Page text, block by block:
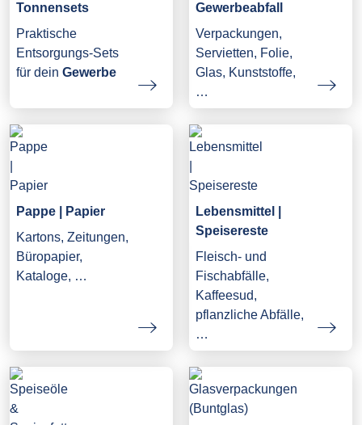
Tonnensets
Praktische
Entsorgungs-Sets
für dein Gewerbe
Gewerbeabfall
Verpackungen,
Servietten, Folie,
Glas, Kunststoffe,
…
Pappe | Papier
Kartons, Zeitungen,
Büropapier,
Kataloge, …
Lebensmittel |
Speisereste
Fleisch- und
Fischabfälle,
Kaffeesud,
pflanzliche Abfälle,
…